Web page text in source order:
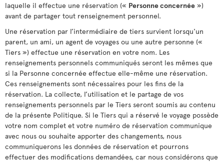
laquelle il effectue une réservation (« Personne concernée »)
avant de partager tout renseignement personnel.
Une réservation par l’intermédiaire de tiers survient lorsqu'un
parent, un ami, un agent de voyages ou une autre personne («
Tiers ») effectue une réservation en votre nom. Les
renseignements personnels communiqués seront les mêmes que
si la Personne concernée effectue elle-même une réservation.
Ces renseignements sont nécessaires pour les fins de la
réservation. La collecte, l’utilisation et le partage de vos
renseignements personnels par le Tiers seront soumis au contenu
de la présente Politique. Si le Tiers qui a réservé le voyage possède
votre nom complet et votre numéro de réservation communique
avec nous ou souhaite apporter des changements, nous
communiquerons les données de réservation et pourrons
effectuer des modifications demandées, car nous considérons que